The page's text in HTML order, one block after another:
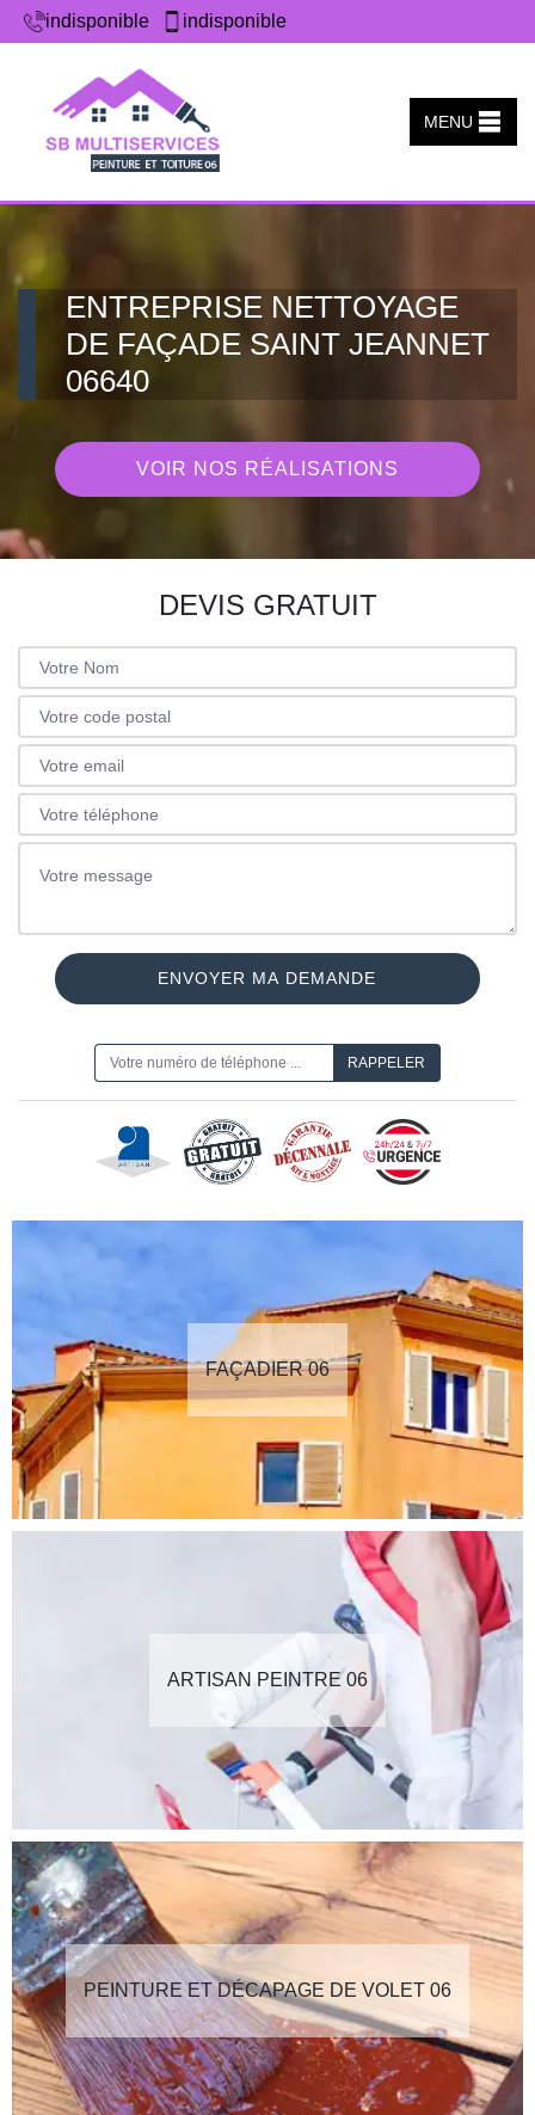
indisponible indisponible
MENU
ENTREPRISE NETTOYAGE
DE FAÇADE SAINT JEANNET
06640
VOIR NOS RÉALISATIONS
DEVIS GRATUIT
FAÇADIER 06
ARTISAN PEINTRE 06
PEINTURE ET DÉCAPAGE DE VOLET 06